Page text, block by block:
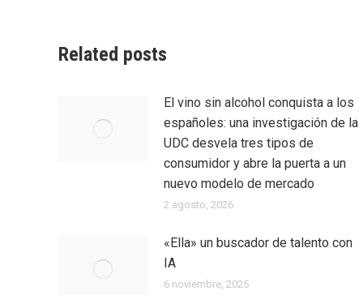
Related posts
El vino sin alcohol conquista a los
españoles: una investigación de la
UDC desvela tres tipos de
consumidor y abre la puerta a un
nuevo modelo de mercado
2 agosto, 2026
«Ella» un buscador de talento con
IA
6 noviembre, 2025